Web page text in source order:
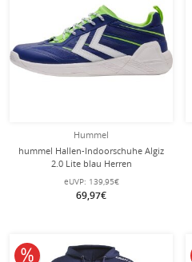
Hummel
hummel Hallen-Indoorschuhe Algiz
2.0 Lite blau Herren
eUVP: 139,95€
69,97€
10% reduziert